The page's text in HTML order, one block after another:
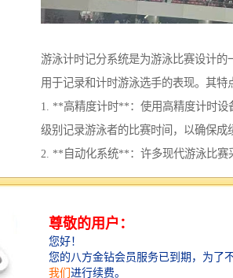
游泳计时记分系统是为游泳比赛设计的
用于记录和计时游泳选手的表现。其特
1. **高精度计时**：使用高精度计时设
级别记录游泳者的比赛时间，以确保成
2. **自动化系统**：许多现代游泳比赛
系统，配备了电子触摸板，当游泳者触
3. **多种计时模式**：系统通常支持多
如单局时间、总时间和分段时间，以便
现。